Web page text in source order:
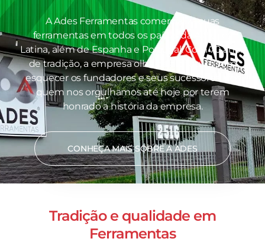
A Ades Ferramentas comercializa suas
ferramentas em todos os países da América
Latina, além de Espanha e Portugal. Com 70 anos
de tradição, a empresa olha para o futuro sem
esquecer os fundadores e seus sucessores, por
quem nos orgulhamos até hoje por terem
honrado a história da empresa.
CONHEÇA MAIS SOBRE A ADES
Tradição e qualidade em
Ferramentas